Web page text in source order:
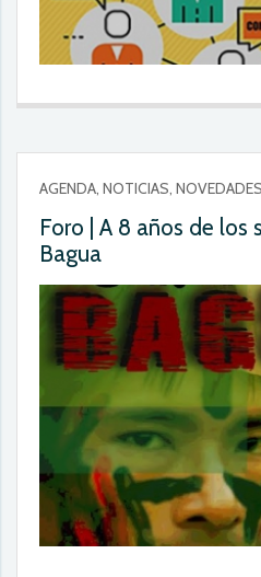
AGENDA, NOTICIAS, NOVEDADES
Foro | A 8 años de los
Bagua